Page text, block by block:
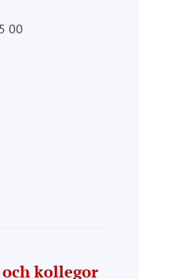
00
kollegor